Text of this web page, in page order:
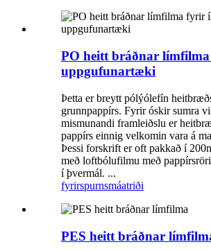
PO heitt bráðnar
uppgufunartæki
Þetta er breytt pólýólefín
grunnpappírs. Fyrir óskir sumra
mismunandi framleiðslu er
pappírs einnig velkomin vara á
Þessi forskrift er oft pakkað í
með loftbólufilmu með
í þvermál. ...
fyrirspurnsmáatriði
PES heitt bráðnar